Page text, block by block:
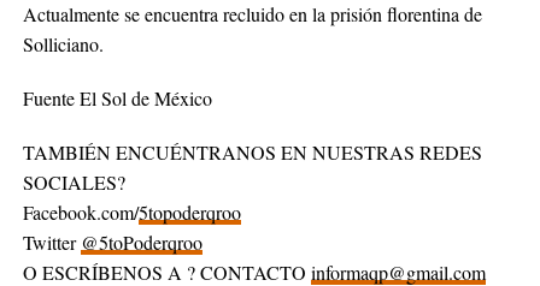
Actualmente se encuentra recluido en la prisión florentina de
Solliciano.
Fuente El Sol de México
TAMBIÉN ENCUÉNTRANOS EN NUESTRAS REDES
SOCIALES?
Facebook.com/5topoderqroo
Twitter @5toPoderqroo
O ESCRÍBENOS A ? CONTACTO informaqp@gmail.com